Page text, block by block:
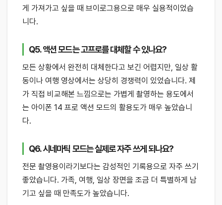
게 가져가고 싶을 때 브이로그용으로 매우 실용적이었습
니다.
Q5. 액션 모드는 고프로를 대체할 수 있나요?
모든 상황에서 완전히 대체한다고 보긴 어렵지만, 일상 활
동이나 여행 영상에서는 상당히 경쟁력이 있었습니다. 제
가 직접 비교해본 느낌으로는 가볍게 촬영하는 용도에서
는 아이폰 14 프로 액션 모드의 활용도가 매우 높았습니
다.
Q6. 시네마틱 모드는 실제로 자주 쓰게 되나요?
전문 촬영용이라기보다는 감성적인 기록용으로 자주 쓰기
좋았습니다. 가족, 여행, 일상 장면을 조금 더 특별하게 남
기고 싶을 때 만족도가 높았습니다.